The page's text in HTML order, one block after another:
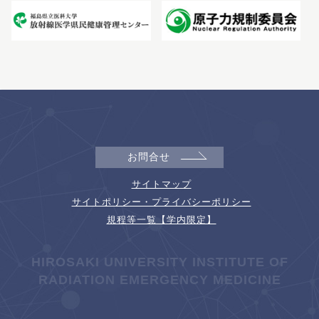
お問合せ
サイトマップ
サイトポリシー・プライバシーポリシー
規程等一覧【学内限定】
HIROSAKI UNIVERSITY INSTITUTE OF
RADIATION EMERGENCY MEDICINE